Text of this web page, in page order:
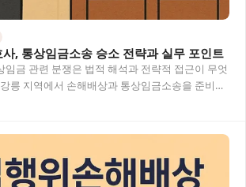
, 통상임금소송 승소 전략과 실무 포인트
임금 관련 분쟁은 법적 해석과 전략적 접근이 무엇
릉 지역에서 손해배상과 통상임금소송을 준비하
적절한 법적 대응 방안…